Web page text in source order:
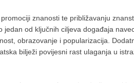
znanosti te približavanju
od ključnih ciljeva događaja
obrazovanje i popularizacija.
bilježi povijesni rast ulaganja u